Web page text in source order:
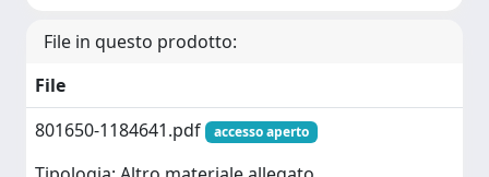
File in questo prodotto:
File
801650-1184641.pdf
accesso aperto